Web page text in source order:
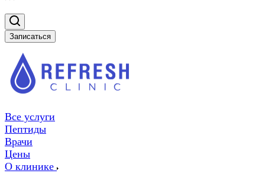
Записаться
Все услуги
Пептиды
Врачи
Цены
О клинике